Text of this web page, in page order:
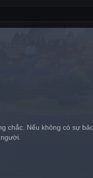
chắc. Nếu không có sự